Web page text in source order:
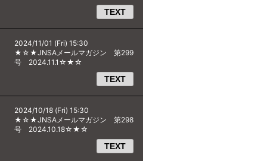
TEXT
2024/11/01 (Fri) 15:30
★☆★JNSAメールマガジン 第299
号 2024.11.1☆★☆
TEXT
2024/10/18 (Fri) 15:30
★☆★JNSAメールマガジン 第298
号 2024.10.18☆★☆
TEXT